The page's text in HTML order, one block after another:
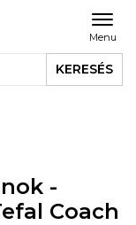
Menu
KERESÉS
-
Coach